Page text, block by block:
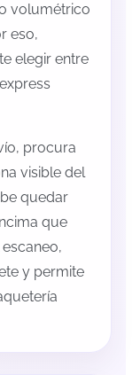
volumétrico
eso,
elegir entre
procura
visible del
quedar
que
y permite